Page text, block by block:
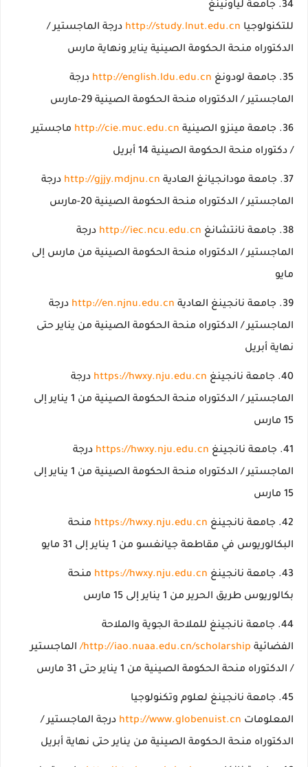
جامعة لياونينغ
للتكنولوجيا http://study.lnut.edu.cn درجة الماجستير /
الدكتوراه منحة الحكومة الصينية يناير ونهاية مارس
جامعة لودونغ http://english.ldu.edu.cn درجة
الماجستير / الدكتوراه منحة الحكومة الصينية 29-مارس
جامعة مينزو الصينية http://cie.muc.edu.cn ماجستير
/ دكتوراه منحة الحكومة الصينية 14 أبريل
جامعة مودانجيانغ العادية http://gjjy.mdjnu.cn درجة
الماجستير / الدكتوراه منحة الحكومة الصينية 20-مارس
جامعة نانتشانغ http://iec.ncu.edu.cn درجة
الماجستير / الدكتوراه منحة الحكومة الصينية من مارس إلى
مايو
جامعة نانجينغ العادية http://en.njnu.edu.cn درجة
الماجستير / الدكتوراه منحة الحكومة الصينية من يناير حتى
نهاية أبريل
جامعة نانجينغ https://hwxy.nju.edu.cn درجة
الماجستير / الدكتوراه منحة الحكومة الصينية من 1 يناير إلى
15 مارس
جامعة نانجينغ https://hwxy.nju.edu.cn درجة
الماجستير / الدكتوراه منحة الحكومة الصينية من 1 يناير إلى
15 مارس
جامعة نانجينغ https://hwxy.nju.edu.cn منحة
البكالوريوس في مقاطعة جيانغسو من 1 يناير إلى 31 مايو
جامعة نانجينغ https://hwxy.nju.edu.cn منحة
بكالوريوس طريق الحرير من 1 يناير إلى 15 مارس
جامعة نانجينغ للملاحة الجوية والملاحة
الفضائية http://iao.nuaa.edu.cn/scholarship/ الماجستير
/ الدكتوراه منحة الحكومة الصينية من 1 يناير حتى 31 مارس
جامعة نانجينغ لعلوم وتكنولوجيا
المعلومات http://www.globenuist.cn درجة الماجستير /
الدكتوراه منحة الحكومة الصينية من يناير حتى نهاية أبريل